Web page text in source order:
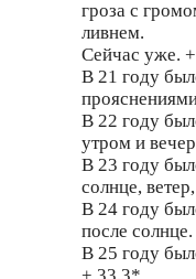
гроза с
ливнем.
Сейчас уже.
В 21 году
В 22 году
утром и
В 23 году
солнце,
В 24 году
после
В 25 году
+ 33,3*